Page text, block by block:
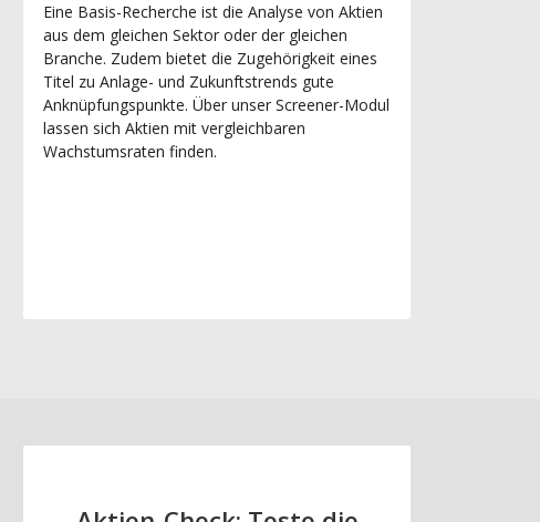
Eine Basis-Recherche ist die Analyse von Aktien
aus dem gleichen Sektor oder der gleichen
Branche. Zudem bietet die Zugehörigkeit eines
Titel zu Anlage- und Zukunftstrends gute
Anknüpfungspunkte. Über unser Screener-Modul
lassen sich Aktien mit vergleichbaren
Wachstumsraten finden.